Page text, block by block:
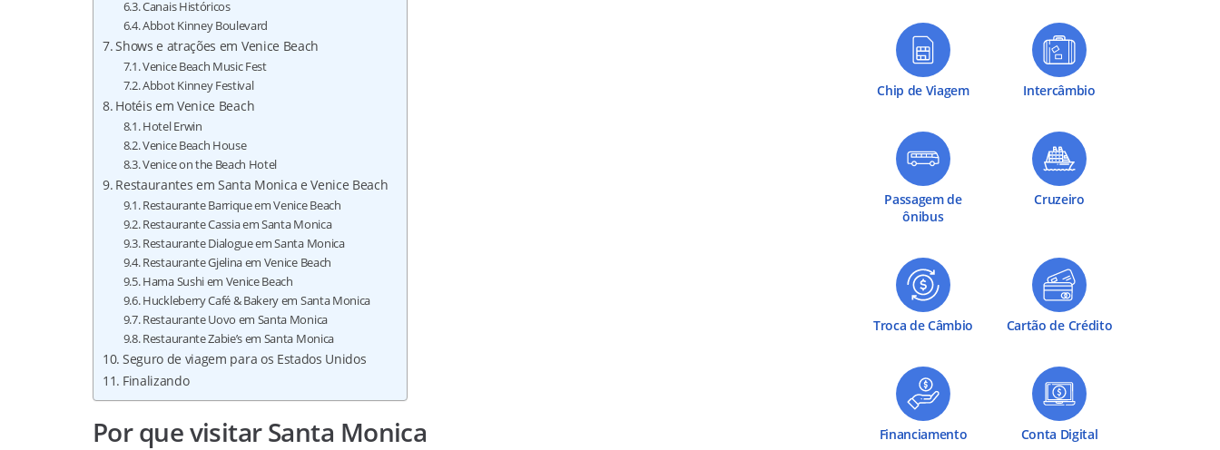
Canais Históricos
Abbot Kinney Boulevard
Shows e atrações em Venice Beach
Venice Beach Music Fest
Abbot Kinney Festival
Hotéis em Venice Beach
Hotel Erwin
Venice Beach House
Venice on the Beach Hotel
Restaurantes em Santa Monica e Venice Beach
Restaurante Barrique em Venice Beach
Restaurante Cassia em Santa Monica
Restaurante Dialogue em Santa Monica
Restaurante Gjelina em Venice Beach
Hama Sushi em Venice Beach
Huckleberry Café & Bakery em Santa Monica
Restaurante Uovo em Santa Monica
Restaurante Zabie’s em Santa Monica
Seguro de viagem para os Estados Unidos
Finalizando
Por que visitar Santa Monica
Chip de Viagem Intercâmbio
Passagem de
ônibus
Cruzeiro
Troca de Câmbio Cartão de Crédito
Financiamento Conta Digital